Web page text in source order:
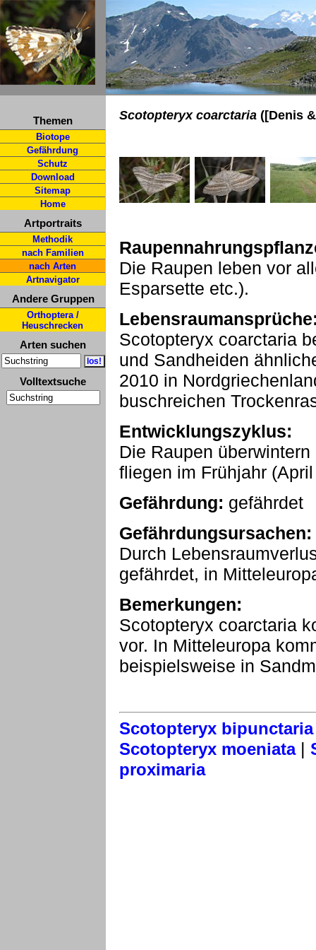
Themen
Biotope
Gefährdung
Schutz
Download
Sitemap
Home
Artportraits
Methodik
nach Familien
nach Arten
Artnavigator
Andere Gruppen
Orthoptera /
Heuschrecken
Arten suchen
Volltextsuche
Scotopteryx coarctaria ([Denis
Die Raupen leben vor
Esparsette etc.).
Scotopteryx coarctaria
und Sandheiden
2010 in
buschreichen
Entwicklungszyklus:
Die Raupen
fliegen im Frühjahr
Gefährdung: gefährdet
Gefährdungsursachen:
Durch
gefährdet, in
Bemerkungen:
Scotopteryx coarctaria
vor. In Mitteleuropa
beispielsweise in
Scotopteryx bipunctaria
Scotopteryx moeniata|
proximaria